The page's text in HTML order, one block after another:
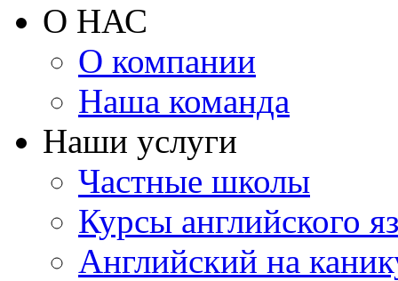
О НАС
О компании
Наша команда
Наши услуги
Частные школы
Курсы английского
Английский на